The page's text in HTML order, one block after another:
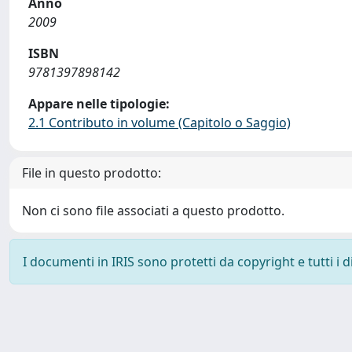
2009
ISBN
9781397898142
Appare nelle tipologie:
2.1 Contributo in volume (Capitolo o Saggio)
File in questo prodotto:
Non ci sono file associati a questo prodotto.
I documenti in IRIS sono protetti da copyright e tutti i